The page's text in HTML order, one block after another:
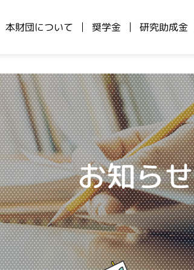
本財団について 奨学金 研究助成金
お知らせ